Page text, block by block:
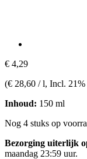
€ 4,29
(€ 28,60 / l, Incl.
Inhoud: 150 ml
Nog 4 stuks op
Bezorging uiterlijk
maandag 23:59 uur.